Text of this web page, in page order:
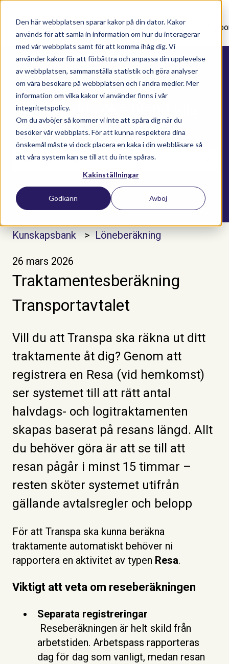
Den här webbplatsen sparar kakor på din dator. Kakor
används för att samla in information om hur du interagerar
med vår webbplats samt för att komma ihåg dig. Vi
använder kakor för att förbättra och anpassa din upplevelse
av webbplatsen, sammanställa statistik och göra analyser
om våra besökare på webbplatsen och i andra medier. Mer
information om vilka kakor vi använder finns i vår
integritetspolicy.
Om du avböjer så kommer vi inte att spåra dig när du
besöker vår webbplats. För att kunna respektera dina
önskemål måste vi dock placera en kaka i din webbläsare så
att våra system kan se till att du inte spåras.
Kakinställningar
Godkänn Avböj
Nyhetsartiklar Utbildningar Supportavtal
Här kan du söka bland alla
våra kunskapsartiklar
Det finns inga förslag eftersom sökfältet är
Kunskapsbank Löneberäkning
26 mars 2026
Traktamentesberäkning
Transportavtalet
Vill du att Transpa ska räkna ut ditt
traktamente åt dig? Genom att
registrera en Resa (vid hemkomst)
ser systemet till att rätt antal
halvdags- och logitraktamenten
skapas baserat på resans längd. Allt
du behöver göra är att se till att
resan pågår i minst 15 timmar –
resten sköter systemet utifrån
gällande avtalsregler och belopp
För att Transpa ska kunna beräkna
traktamente automatiskt behöver ni
rapportera en aktivitet av typen Resa.
Viktigt att veta om reseberäkningen
Separata registreringar
Reseberäkningen är helt skild från
arbetstiden. Arbetspass rapporteras
dag för dag som vanligt, medan resan